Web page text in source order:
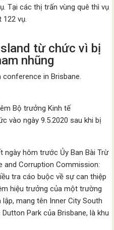
Tại các thị trấn vùng quê thì vụ
122 vụ.
từ chức vì bị
nhũng
Bộ trưởng Kinh tế
vào ngày 9.5.2020 sau khi bị
ngày hôm trước Ủy Ban Bài Trừ
and Corruption Commission:
tra cáo buộc về sự can thiệp
hiệu trưởng của một trường
mang tên Inner City South
Park của Brisbane, là khu